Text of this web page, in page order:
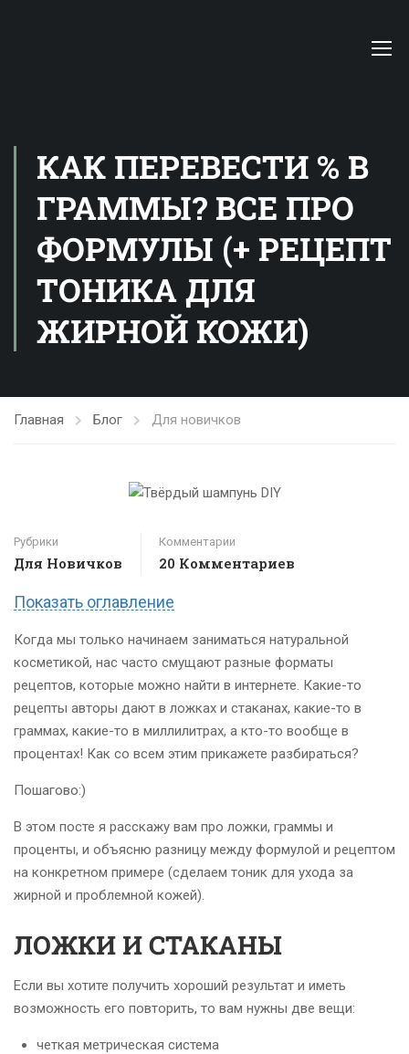
КАК ПЕРЕВЕСТИ % В
ГРАММЫ? ВСЕ ПРО
ФОРМУЛЫ (+ РЕЦЕПТ
ТОНИКА ДЛЯ
ЖИРНОЙ КОЖИ)
Главная Блог Для новичков
Рубрики
Для Новичков
Комментарии
20 Комментариев
Показать оглавление
Когда мы только начинаем заниматься натуральной
косметикой, нас часто смущают разные форматы
рецептов, которые можно найти в интернете. Какие-то
рецепты авторы дают в ложках и стаканах, какие-то в
граммах, какие-то в миллилитрах, а кто-то вообще в
процентах! Как со всем этим прикажете разбираться?
Пошагово:)
В этом посте я расскажу вам про ложки, граммы и
проценты, и объясню разницу между формулой и рецептом
на конкретном примере (сделаем тоник для ухода за
жирной и проблемной кожей).
ЛОЖКИ И СТАКАНЫ
Если вы хотите получить хороший результат и иметь
возможность его повторить, то вам нужны две вещи:
четкая метрическая система